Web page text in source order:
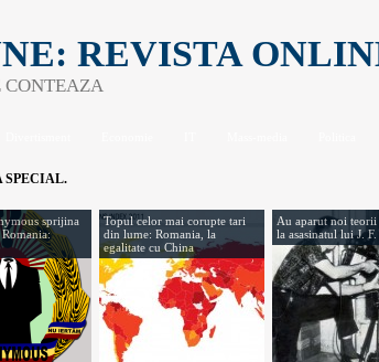
REVISTA
CONTEAZA
SPECIAL.
sprijina
Topul celor mai corupte tari
din lume: Romania, la
egalitate cu China
Au aparut noi
la asasinatul lui J.